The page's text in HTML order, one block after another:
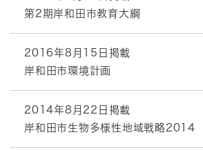
第2期岸和田市教育大綱
2016年8月15日掲載
岸和田市環境計画
2014年8月22日掲載
岸和田市生物多様性地域戦略2014